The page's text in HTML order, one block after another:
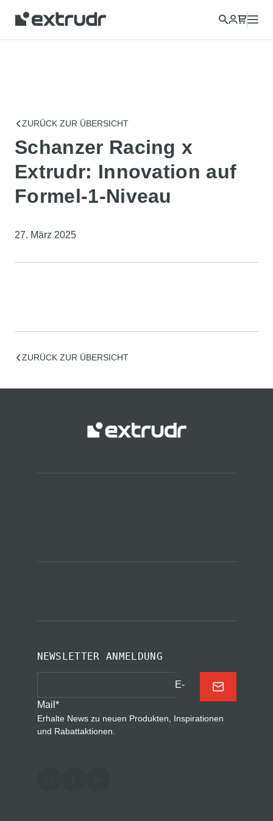
ZURÜCK ZUR ÜBERSICHT
Schanzer Racing x
Extrudr: Innovation auf
Formel-1-Niveau
27. März 2025
ZURÜCK ZUR ÜBERSICHT
NEWSLETTER ANMELDUNG
E-
Mail *
Erhalte News zu neuen Produkten, Inspirationen
und Rabattaktionen.